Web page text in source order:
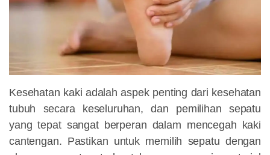
Kesehatan kaki adalah aspek penting dari kesehatan
tubuh secara keseluruhan, dan pemilihan sepatu
yang tepat sangat berperan dalam mencegah kaki
cantengan. Pastikan untuk memilih sepatu dengan